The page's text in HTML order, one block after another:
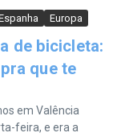
Europa
de bicicleta:
que te
em Valência
feira, e era a